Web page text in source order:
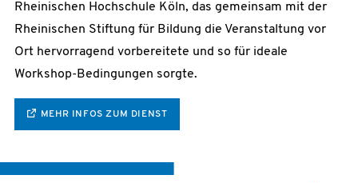
Rheinischen Hochschule Köln, das gemeinsam mit der
Rheinischen Stiftung für Bildung die Veranstaltung vor
Ort hervorragend vorbereitete und so für ideale
Workshop-Bedingungen sorgte.
MEHR INFOS ZUM DIENST